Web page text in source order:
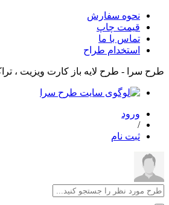
نحوه سفارش
قیمت چاپ
تماس با ما
استخدام طراح
طرح سرا - طرح لایه باز کارت ویزیت ،
ورود
/
ثبت نام